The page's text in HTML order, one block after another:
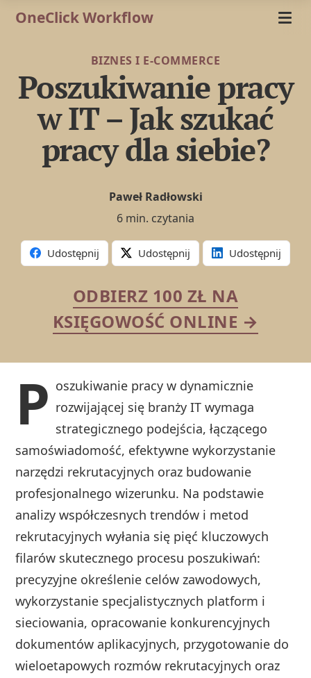
OneClick Workflow
BIZNES I E-COMMERCE
Poszukiwanie pracy
w IT – Jak szukać
pracy dla siebie?
Paweł Radłowski
6 min. czytania
Udostępnij Udostępnij Udostępnij
ODBIERZ 100 ZŁ NA
KSIĘGOWOŚĆ ONLINE →
P oszukiwanie pracy w dynamicznie
rozwijającej się branży IT wymaga
strategicznego podejścia, łączącego
samoświadomość, efektywne wykorzystanie
narzędzi rekrutacyjnych oraz budowanie
profesjonalnego wizerunku. Na podstawie
analizy współczesnych trendów i metod
rekrutacyjnych wyłania się pięć kluczowych
filarów skutecznego procesu poszukiwań:
precyzyjne określenie celów zawodowych,
wykorzystanie specjalistycznych platform i
sieciowania, opracowanie konkurencyjnych
dokumentów aplikacyjnych, przygotowanie do
wieloetapowych rozmów rekrutacyjnych oraz